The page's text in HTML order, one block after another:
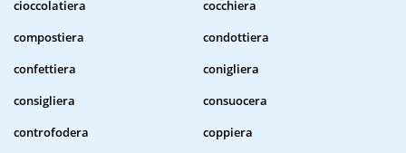
cioccolatiera
cocchiera
compostiera
condottiera
confettiera
conigliera
consigliera
consuocera
controfodera
coppiera